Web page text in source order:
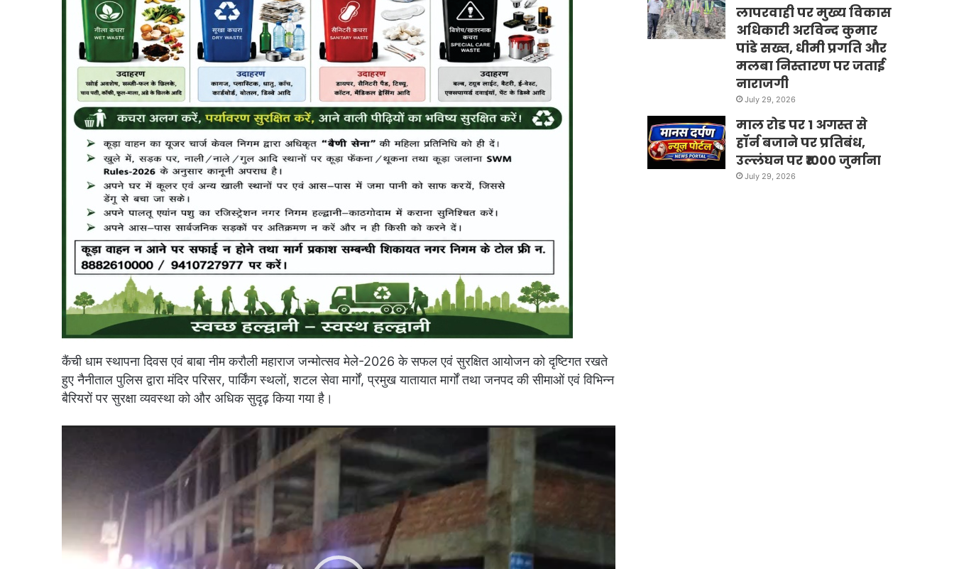
कैंची धाम स्थापना दिवस एवं बाबा नीम करौली महाराज जन्मोत्सव मेले-2026 के सफल एवं सुरक्षित आयोजन को दृष्टिगत रखते
हुए नैनीताल पुलिस द्वारा मंदिर परिसर, पार्किंग स्थलों, शटल सेवा मार्गों, प्रमुख यातायात मार्गों तथा जनपद की सीमाओं एवं विभिन्न
बैरियरों पर सुरक्षा व्यवस्था को और अधिक सुदृढ़ किया गया है।
लापरवाही पर मुख्य विकास
अधिकारी अरविन्द कुमार
पांडे सख्त, धीमी प्रगति और
मलबा निस्तारण पर जताई
नाराजगी
July 29, 2026
माल रोड पर 1 अगस्त से
हॉर्न बजाने पर प्रतिबंध,
उल्लंघन पर ₹1000 जुर्माना
July 29, 2026